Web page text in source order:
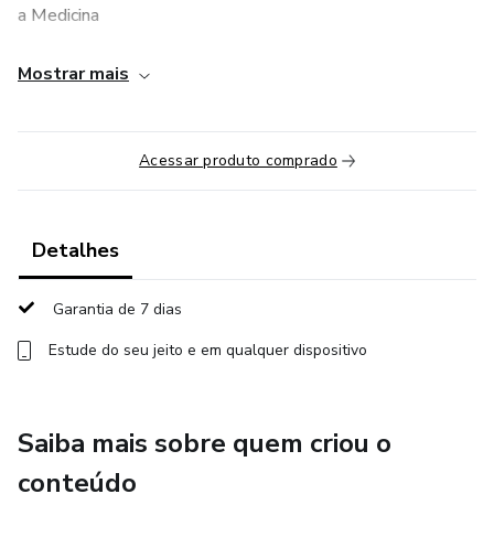
a Medicina
Tradicional Chinesa conforme a cor, tipo e textura da pele.
A relação da pele com o sistema Zang Fu, órgãos e
vísceras, fará uma
patogênicos e seus efeitos
A simplicidade da técnica acompanhada com a diversidade
naturais a serem usadas nos procedimentos fala muito
Mostrar mais
Acessar produto comprado
Detalhes
Garantia de 7 dias
Estude do seu jeito e em qualquer dispositivo
Saiba mais sobre quem criou o
conteúdo